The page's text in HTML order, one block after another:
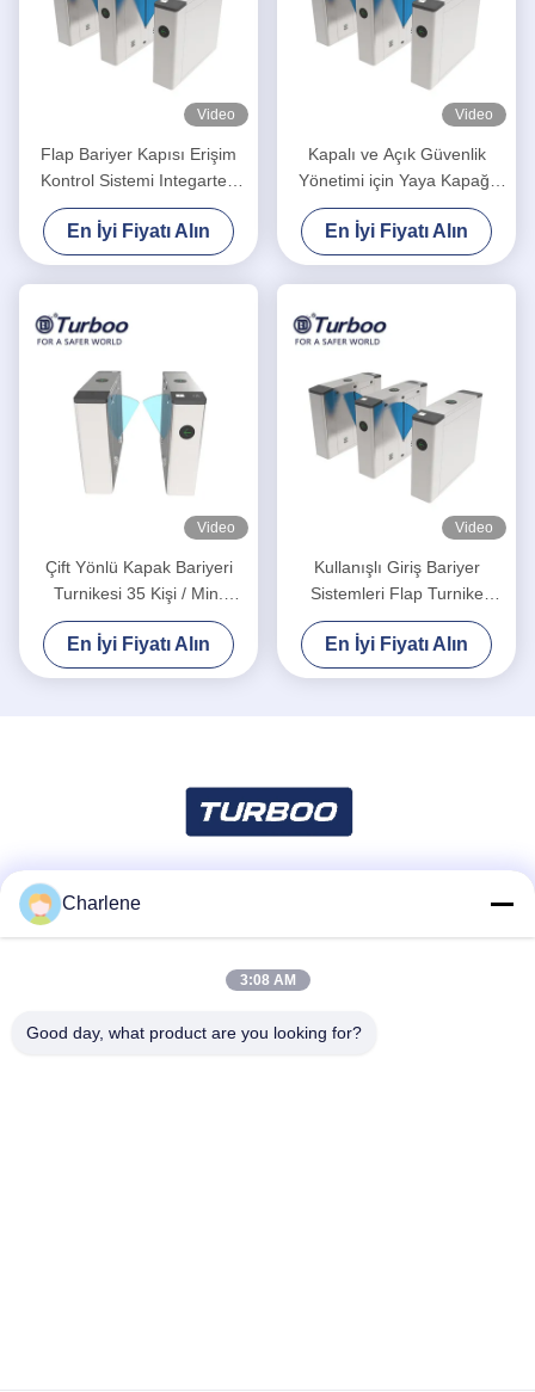
Video
Flap Bariyer Kapısı Erişim
Kontrol Sistemi Integarted
RFID Kart Okuyucu Ve QR
Tarayıcı
En İyi Fiyatı Alın
Video
Kapalı ve Açık Güvenlik
Yönetimi için Yaya Kapağı
Bariyeri Turnike
En İyi Fiyatı Alın
Video
Çift Yönlü Kapak Bariyeri
Turnikesi 35 Kişi / Min.
Transit Hızı
En İyi Fiyatı Alın
Video
Kullanışlı Giriş Bariyer
Sistemleri Flap Turnike
Kapısı
En İyi Fiyatı Alın
Charlene
3:08 AM
Good day, what product are you looking for?